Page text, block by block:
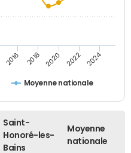
Moyenne nationale
2016 2018 2020 2022 2024
Saint-
Honoré-les-
Bains
Moyenne
nationale